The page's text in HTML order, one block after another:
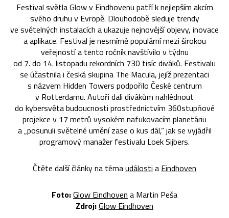
Festival světla Glow v Eindhovenu patří k nejlepším akcím
svého druhu v Evropě. Dlouhodobě sleduje trendy
ve světelných instalacích a ukazuje nejnovější objevy, inovace
a aplikace. Festival je nesmírně populární mezi širokou
veřejností a tento ročník navštívilo v týdnu
od 7. do 14. listopadu rekordních 730 tisíc diváků. Festivalu
se účastnila i česká skupina The Macula, jejíž prezentaci
s názvem Hidden Towers podpořilo České centrum
v Rotterdamu. Autoři dali divákům nahlédnout
do kybersvěta budoucnosti prostřednictvím 360stupňové
projekce v 17 metrů vysokém nafukovacím planetáriu
a „posunuli světelné umění zase o kus dál,” jak se vyjádřil
programový manažer festivalu Loek Sijbers.
Čtěte další články na témaudálosti a Eindhoven
Foto:Glow Eindhoven a Martin Peša
Zdroj:Glow Eindhoven